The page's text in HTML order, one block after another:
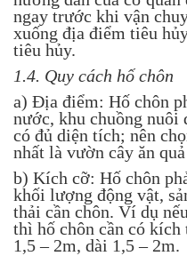
ngay trước khi vận
xuống địa điểm tiêu
tiêu hủy.
1.4. Quy cách hố chôn
a) Địa điểm: Hố chôn
nước, khu chuồng nuôi
có đủ diện tích; nên
nhất là vườn cây ăn
b) Kích cỡ: Hố chôn
khối lượng động vật,
thải cần chôn. Ví dụ
thì hố chôn cần có kích
1,5 – 2m, dài 1,5 – 2m.